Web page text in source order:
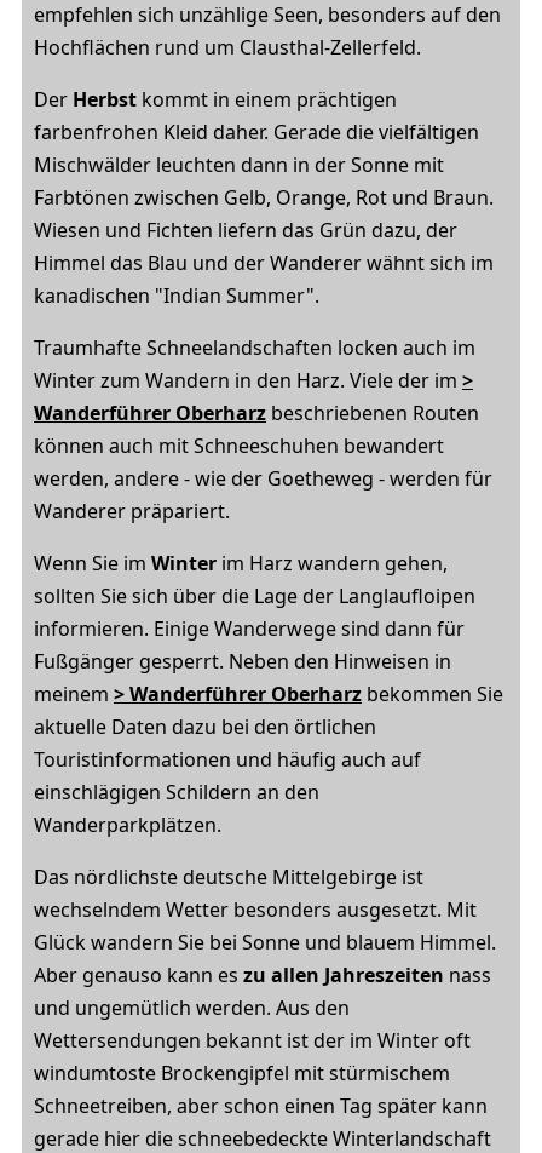
empfehlen sich unzählige Seen, besonders auf den
Hochflächen rund um Clausthal-Zellerfeld.
Der Herbst kommt in einem prächtigen
farbenfrohen Kleid daher. Gerade die vielfältigen
Mischwälder leuchten dann in der Sonne mit
Farbtönen zwischen Gelb, Orange, Rot und Braun.
Wiesen und Fichten liefern das Grün dazu, der
Himmel das Blau und der Wanderer wähnt sich im
kanadischen "Indian Summer".
Traumhafte Schneelandschaften locken auch im
Winter zum Wandern in den Harz. Viele der im >
Wanderführer Oberharz beschriebenen Routen
können auch mit Schneeschuhen bewandert
werden, andere - wie der Goetheweg - werden für
Wanderer präpariert.
Wenn Sie im Winter im Harz wandern gehen,
sollten Sie sich über die Lage der Langlaufloipen
informieren. Einige Wanderwege sind dann für
Fußgänger gesperrt. Neben den Hinweisen in
meinem > Wanderführer Oberharz bekommen Sie
aktuelle Daten dazu bei den örtlichen
Touristinformationen und häufig auch auf
einschlägigen Schildern an den
Wanderparkplätzen.
Das nördlichste deutsche Mittelgebirge ist
wechselndem Wetter besonders ausgesetzt. Mit
Glück wandern Sie bei Sonne und blauem Himmel.
Aber genauso kann es zu allen Jahreszeiten nass
und ungemütlich werden. Aus den
Wettersendungen bekannt ist der im Winter oft
windumtoste Brockengipfel mit stürmischem
Schneetreiben, aber schon einen Tag später kann
gerade hier die schneebedeckte Winterlandschaft